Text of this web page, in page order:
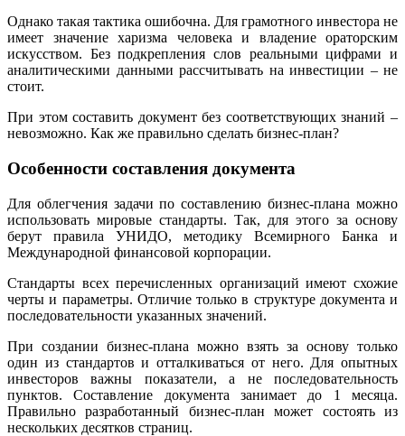
Однако такая тактика ошибочна. Для грамотного инвестора не
имеет значение харизма человека и владение ораторским
искусством. Без подкрепления слов реальными цифрами и
аналитическими данными рассчитывать на инвестиции – не
стоит.
При этом составить документ без соответствующих знаний –
невозможно. Как же правильно сделать бизнес-план?
Особенности составления документа
Для облегчения задачи по составлению бизнес-плана можно
использовать мировые стандарты. Так, для этого за основу
берут правила УНИДО, методику Всемирного Банка и
Международной финансовой корпорации.
Стандарты всех перечисленных организаций имеют схожие
черты и параметры. Отличие только в структуре документа и
последовательности указанных значений.
При создании бизнес-плана можно взять за основу только
один из стандартов и отталкиваться от него. Для опытных
инвесторов важны показатели, а не последовательность
пунктов. Составление документа занимает до 1 месяца.
Правильно разработанный бизнес-план может состоять из
нескольких десятков страниц.